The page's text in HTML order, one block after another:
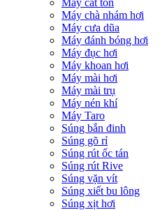
Máy chà nhám hơi
Máy cưa dũa
Máy đánh bóng hơi
Máy đục hơi
Máy khoan hơi
Máy mài hơi
Máy mài trụ
Máy nén khí
Máy Taro
Súng bắn đinh
Súng gõ rỉ
Súng rút ốc tán
Súng rút Rive
Súng vặn vít
Súng xiết bu lông
Súng xịt hơi